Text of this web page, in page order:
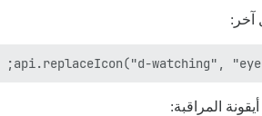
آخر:
api.replaceIcon("d-watching",
المراقبة: